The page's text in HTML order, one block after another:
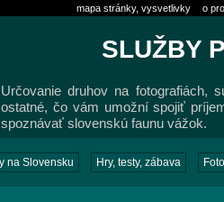
mapa stránky, vysvetlivky o
SLUŽBY
Určovanie druhov na fotografiách,
ostatné, čo vám umožní spojiť
spoznávať slovenskú faunu vážok.
na Slovensku Hry, testy, zábava